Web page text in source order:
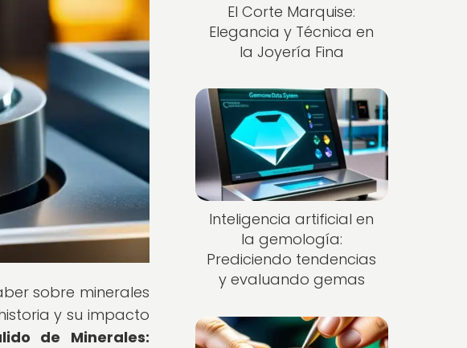
sobre minerales
y su impacto
de Minerales:
El Corte Marquise:
Elegancia y Técnica en
la Joyería Fina
Inteligencia artificial en
la gemología:
Prediciendo tendencias
y evaluando gemas